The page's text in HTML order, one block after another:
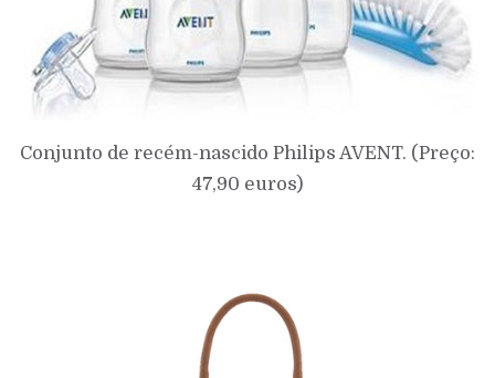
Conjunto de recém-nascido Philips AVENT. (Preço:
47,90 euros)